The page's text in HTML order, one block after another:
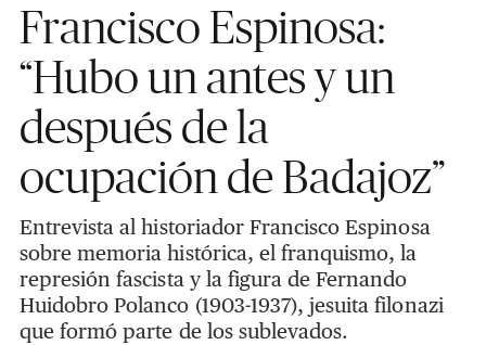
Francisco Espinosa:
“Hubo un antes y un
después de la
ocupación de Badajoz”
Entrevista al historiador Francisco Espinosa
sobre memoria histórica, el franquismo, la
represión fascista y la figura de Fernando
Huidobro Polanco (1903-1937), jesuita filonazi
que formó parte de los sublevados.